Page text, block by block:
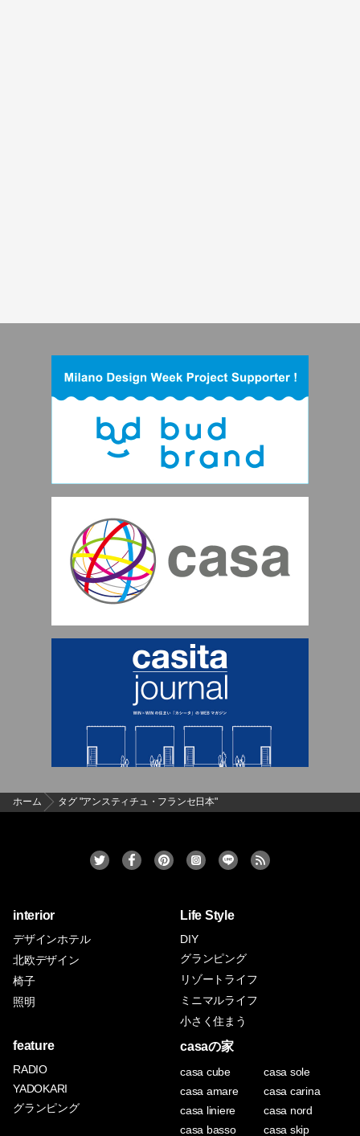
ホーム タグ "アンスティチュ・フランセ日本"
interior
デザインホテル
北欧デザイン
椅子
照明
Life Style
DIY
グランピング
リゾートライフ
ミニマルライフ
小さく住まう
feature
RADIO
YADOKARI
グランピング
casaの家
casa cube
casa sole
casa amare
casa carina
casa liniere
casa nord
casa basso
casa skip